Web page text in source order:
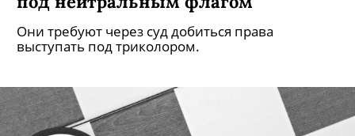
Они требуют через суд добиться права
выступать под триколором.